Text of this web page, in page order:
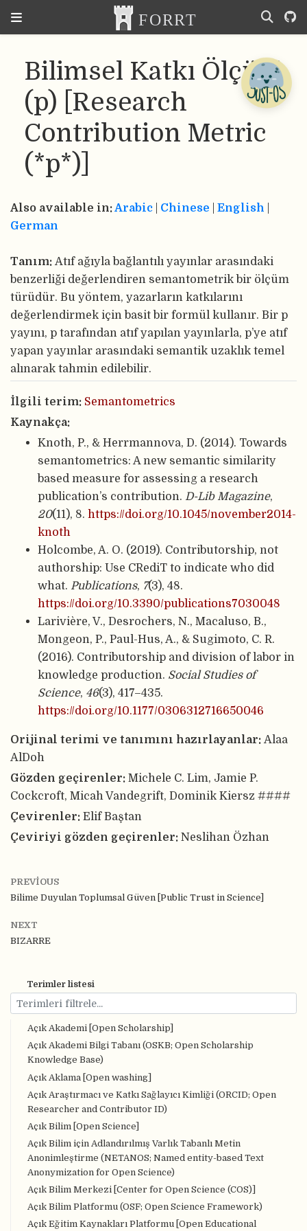
Terimler listesi
Açık Akademi [Open Scholarship]
Açık Akademi Bilgi Tabanı (OSKB; Open Scholarship
Knowledge Base)
Açık Aklama [Open washing]
Açık Araştırmacı ve Katkı Sağlayıcı Kimliği (ORCID; Open
Researcher and Contributor ID)
Açık Bilim [Open Science]
Açık Bilim için Adlandırılmış Varlık Tabanlı Metin
Anonimleştirme (NETANOS; Named entity-based Text
Anonymization for Open Science)
Açık Bilim Merkezi [Center for Open Science (COS)]
Açık Bilim Platformu (OSF; Open Science Framework)
Açık Eğitim Kaynakları Platformu [Open Educational
Bilimsel Katkı Ölçütü
(p) [Research
Contribution Metric
(*p*)]
Also available in:Arabic Chinese English
German
Tanım: Atıf ağıyla bağlantılı yayınlar arasındaki
benzerliği değerlendiren semantometrik bir ölçüm
türüdür. Bu yöntem, yazarların katkılarını
değerlendirmek için basit bir formül kullanır. Bir p
yayını, p tarafından atıf yapılan yayınlarla, p’ye atıf
yapan yayınlar arasındaki semantik uzaklık temel
alınarak tahmin edilebilir.
İlgili terim: Semantometrics
Kaynakça:
Knoth, P., & Herrmannova, D. (2014). Towards
semantometrics: A new semantic similarity
based measure for assessing a research
publication’s contribution. D-Lib Magazine,
20(11), 8. https://doi.org/10.1045/november2014-
knoth
Holcombe, A. O. (2019). Contributorship, not
authorship: Use CRediT to indicate who did
what. Publications, 7(3), 48.
https://doi.org/10.3390/publications7030048
Larivière, V., Desrochers, N., Macaluso, B.,
Mongeon, P., Paul-Hus, A., & Sugimoto, C. R.
(2016). Contributorship and division of labor in
knowledge production. Social Studies of
Science, 46(3), 417–435.
https://doi.org/10.1177/0306312716650046
Orijinal terimi ve tanımını hazırlayanlar: Alaa
AlDoh
Gözden geçirenler: Michele C. Lim, Jamie P.
Cockcroft, Micah Vandegrift, Dominik Kiersz ####
Çevirenler: Elif Baştan
Çeviriyi gözden geçirenler: Neslihan Özhan
PREVIOUS
Bilime Duyulan Toplumsal Güven [Public Trust in Science]
NEXT
BIZARRE